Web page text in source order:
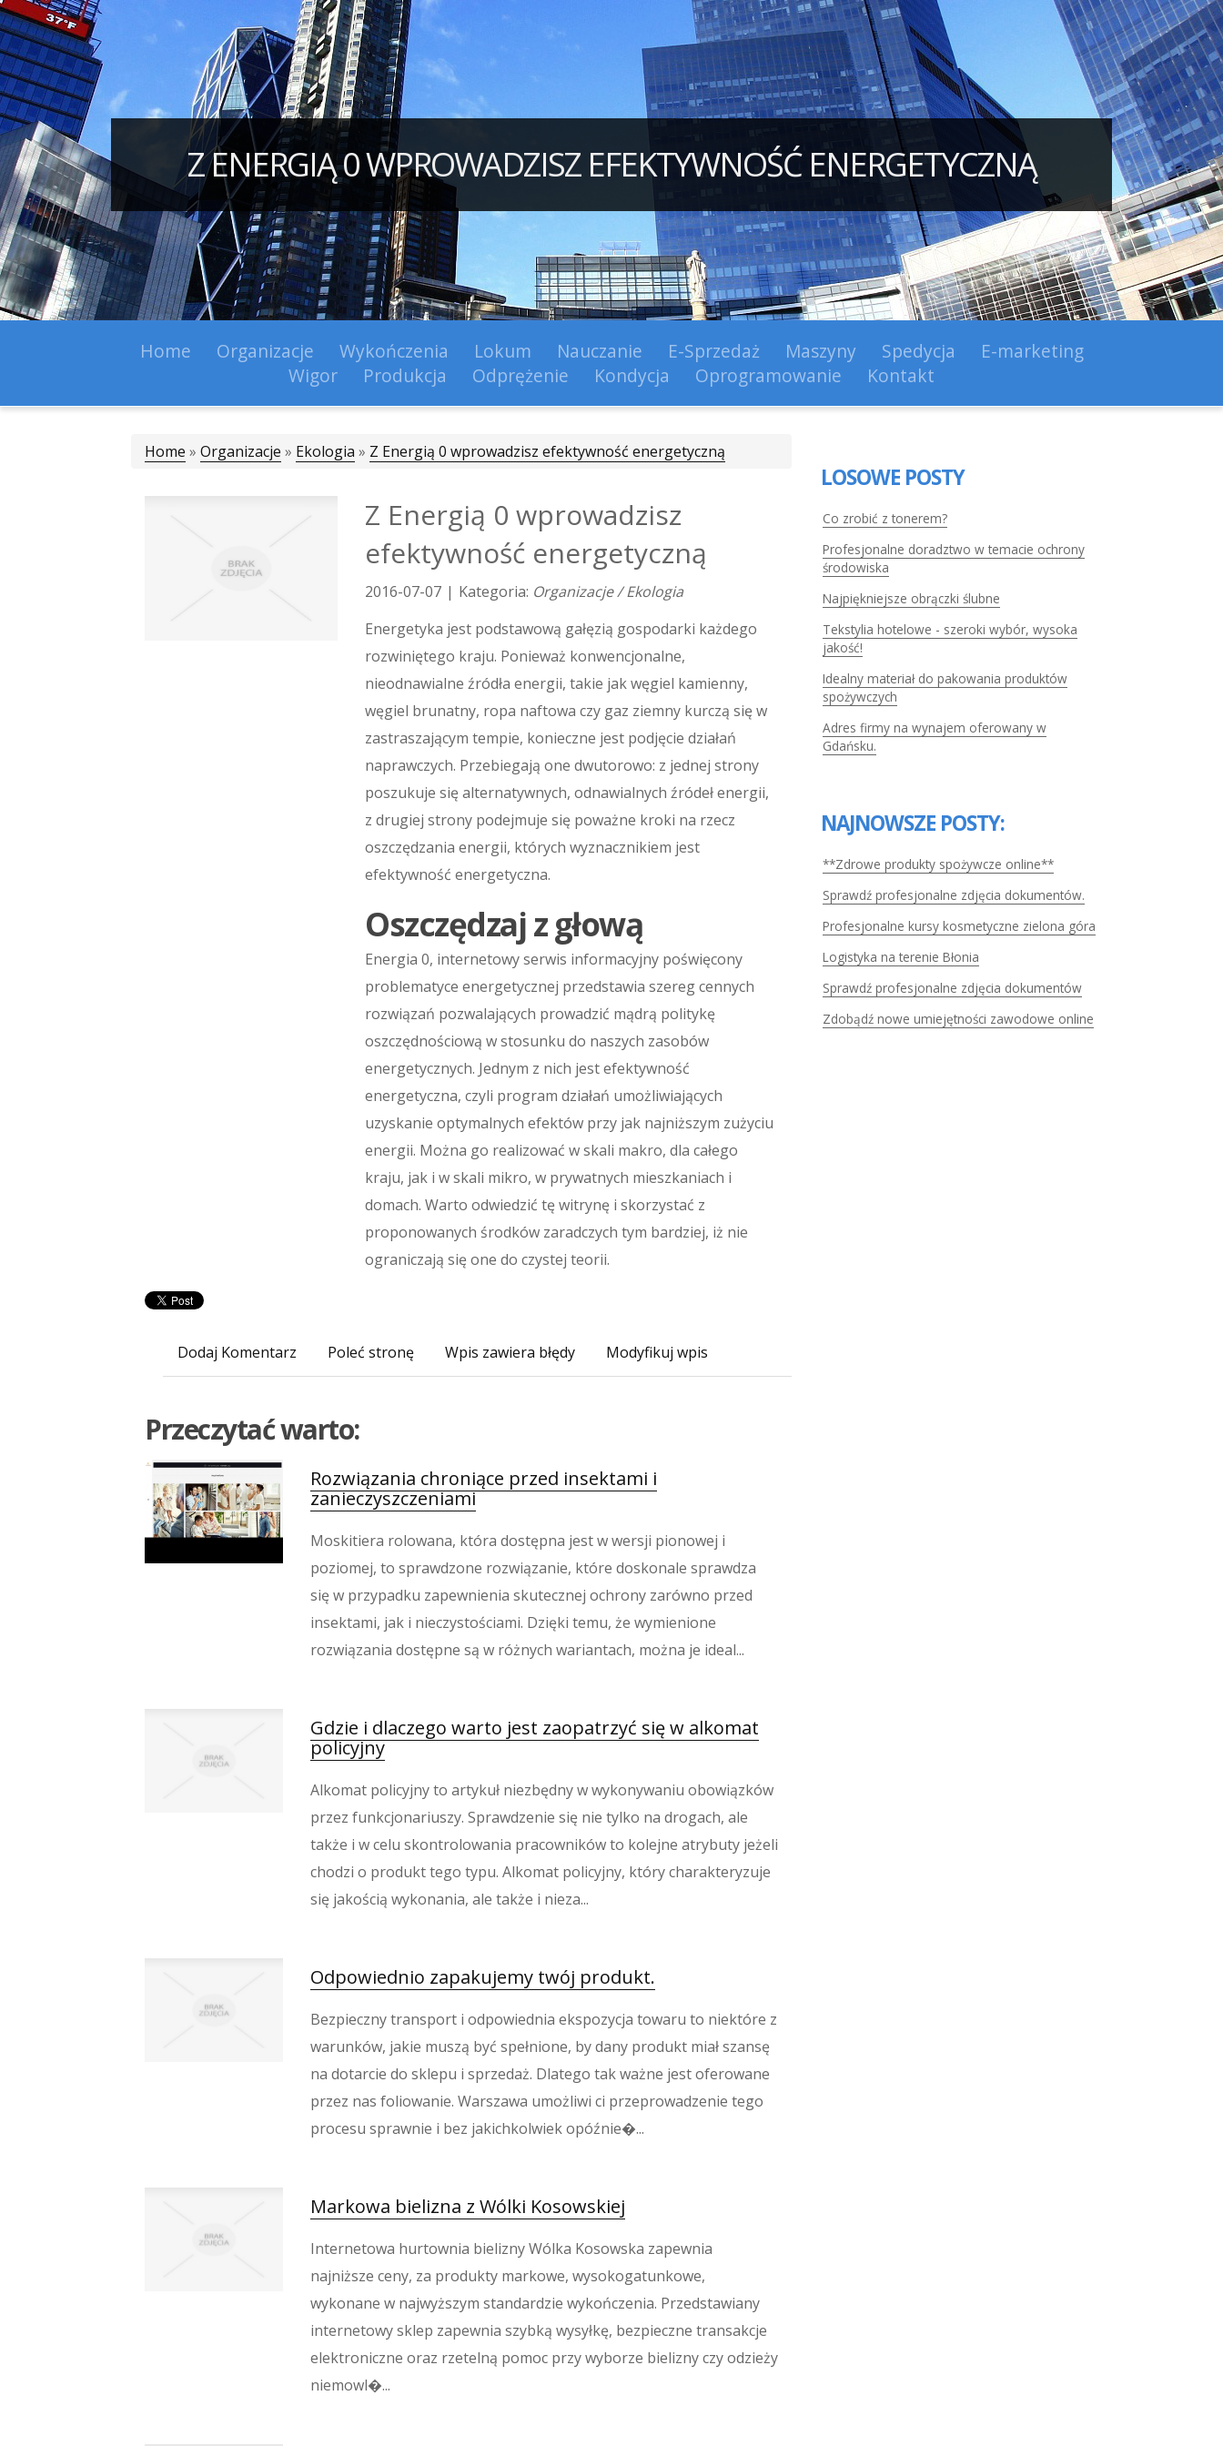
Z ENERGIĄ 0 WPROWADZISZ EFEKTYWNOŚĆ ENERGETYCZNĄ
Home Organizacje Wykończenia Lokum Nauczanie E-Sprzedaż Maszyny Spedycja
E-marketing
Wigor
Produkcja Odprężenie Kondycja Oprogramowanie Kontakt
Home » Organizacje » Ekologia » Z Energią 0 wprowadzisz efektywność energetyczną
Z Energią 0 wprowadzisz
efektywność energetyczną
2016-07-07 | Kategoria: Organizacje / Ekologia
Energetyka jest podstawową gałęzią gospodarki każdego
rozwiniętego kraju. Ponieważ konwencjonalne,
nieodnawialne źródła energii, takie jak węgiel kamienny,
węgiel brunatny, ropa naftowa czy gaz ziemny kurczą się w
zastraszającym tempie, konieczne jest podjęcie działań
naprawczych. Przebiegają one dwutorowo: z jednej strony
poszukuje się alternatywnych, odnawialnych źródeł energii,
z drugiej strony podejmuje się poważne kroki na rzecz
oszczędzania energii, których wyznacznikiem jest
efektywność energetyczna.
Oszczędzaj z głową
Energia 0, internetowy serwis informacyjny poświęcony
problematyce energetycznej przedstawia szereg cennych
rozwiązań pozwalających prowadzić mądrą politykę
oszczędnościową w stosunku do naszych zasobów
energetycznych. Jednym z nich jest efektywność
energetyczna, czyli program działań umożliwiających
uzyskanie optymalnych efektów przy jak najniższym zużyciu
energii. Można go realizować w skali makro, dla całego
kraju, jak i w skali mikro, w prywatnych mieszkaniach i
domach. Warto odwiedzić tę witrynę i skorzystać z
proponowanych środków zaradczych tym bardziej, iż nie
ograniczają się one do czystej teorii.
Dodaj Komentarz Poleć stronę Wpis zawiera błędy Modyfikuj wpis
Przeczytać warto:
Rozwiązania chroniące przed insektami i
zanieczyszczeniami
Moskitiera rolowana, która dostępna jest w wersji pionowej i
poziomej, to sprawdzone rozwiązanie, które doskonale sprawdza
się w przypadku zapewnienia skutecznej ochrony zarówno przed
insektami, jak i nieczystościami. Dzięki temu, że wymienione
rozwiązania dostępne są w różnych wariantach, można je ideal...
Gdzie i dlaczego warto jest zaopatrzyć się w alkomat
policyjny
Alkomat policyjny to artykuł niezbędny w wykonywaniu obowiązków
przez funkcjonariuszy. Sprawdzenie się nie tylko na drogach, ale
także i w celu skontrolowania pracowników to kolejne atrybuty jeżeli
chodzi o produkt tego typu. Alkomat policyjny, który charakteryzuje
się jakością wykonania, ale także i nieza...
Odpowiednio zapakujemy twój produkt.
Bezpieczny transport i odpowiednia ekspozycja towaru to niektóre z
warunków, jakie muszą być spełnione, by dany produkt miał szansę
na dotarcie do sklepu i sprzedaż. Dlatego tak ważne jest oferowane
przez nas foliowanie. Warszawa umożliwi ci przeprowadzenie tego
procesu sprawnie i bez jakichkolwiek opóźnie�...
Markowa bielizna z Wólki Kosowskiej
Internetowa hurtownia bielizny Wólka Kosowska zapewnia
najniższe ceny, za produkty markowe, wysokogatunkowe,
wykonane w najwyższym standardzie wykończenia. Przedstawiany
internetowy sklep zapewnia szybką wysyłkę, bezpieczne transakcje
elektroniczne oraz rzetelną pomoc przy wyborze bielizny czy odzieży
niemowl�...
LOSOWE POSTY
Co zrobić z tonerem?
Profesjonalne doradztwo w temacie ochrony
środowiska
Najpiękniejsze obrączki ślubne
Tekstylia hotelowe - szeroki wybór, wysoka
jakość!
Idealny materiał do pakowania produktów
spożywczych
Adres firmy na wynajem oferowany w
Gdańsku.
NAJNOWSZE POSTY:
**Zdrowe produkty spożywcze online**
Sprawdź profesjonalne zdjęcia dokumentów.
Profesjonalne kursy kosmetyczne zielona góra
Logistyka na terenie Błonia
Sprawdź profesjonalne zdjęcia dokumentów
Zdobądź nowe umiejętności zawodowe online